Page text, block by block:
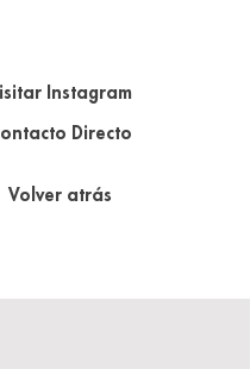
Instagram
Directo
Volver atrás